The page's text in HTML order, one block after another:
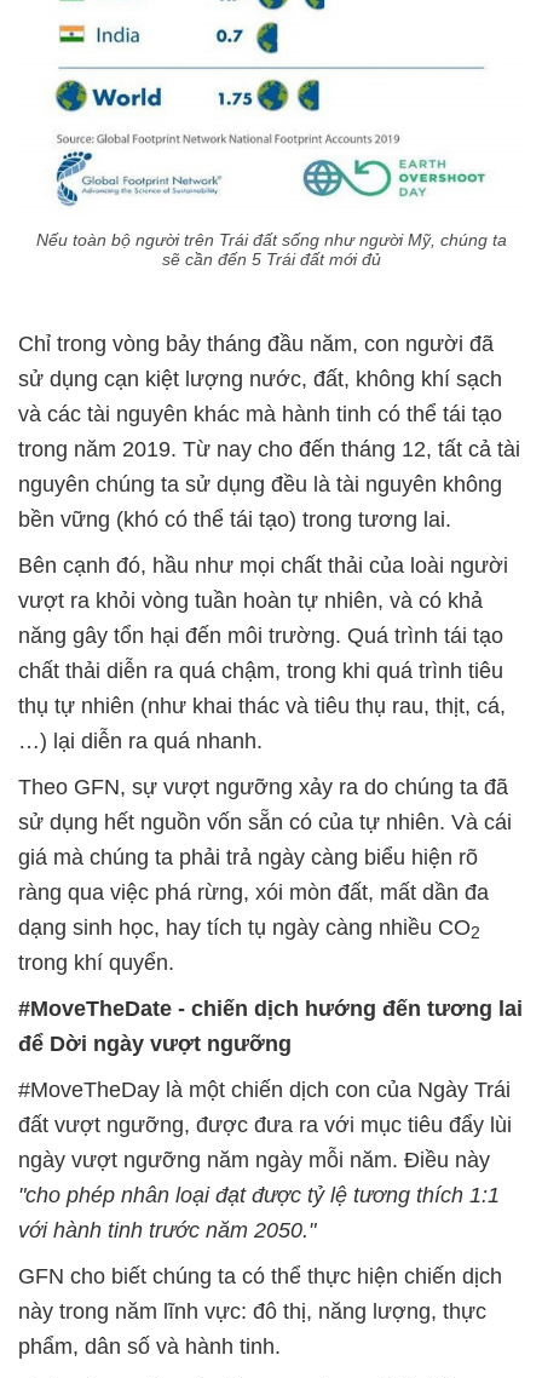
Nếu toàn bộ người trên Trái đất sống như người Mỹ, chúng ta
sẽ cần đến 5 Trái đất mới đủ
Chỉ trong vòng bảy tháng đầu năm, con người đã
sử dụng cạn kiệt lượng nước, đất, không khí sạch
và các tài nguyên khác mà hành tinh có thể tái tạo
trong năm 2019. Từ nay cho đến tháng 12, tất cả tài
nguyên chúng ta sử dụng đều là tài nguyên không
bền vững (khó có thể tái tạo) trong tương lai.
Bên cạnh đó, hầu như mọi chất thải của loài người
vượt ra khỏi vòng tuần hoàn tự nhiên, và có khả
năng gây tổn hại đến môi trường. Quá trình tái tạo
chất thải diễn ra quá chậm, trong khi quá trình tiêu
thụ tự nhiên (như khai thác và tiêu thụ rau, thịt, cá,
…) lại diễn ra quá nhanh.
Theo GFN, sự vượt ngưỡng xảy ra do chúng ta đã
sử dụng hết nguồn vốn sẵn có của tự nhiên. Và cái
giá mà chúng ta phải trả ngày càng biểu hiện rõ
ràng qua việc phá rừng, xói mòn đất, mất dần đa
dạng sinh học, hay tích tụ ngày càng nhiều CO2
trong khí quyển.
#MoveTheDate - chiến dịch hướng đến tương lai
để Dời ngày vượt ngưỡng
#MoveTheDay là một chiến dịch con của Ngày Trái
đất vượt ngưỡng, được đưa ra với mục tiêu đẩy lùi
ngày vượt ngưỡng năm ngày mỗi năm. Điều này
"cho phép nhân loại đạt được tỷ lệ tương thích 1:1
với hành tinh trước năm 2050."
GFN cho biết chúng ta có thể thực hiện chiến dịch
này trong năm lĩnh vực: đô thị, năng lượng, thực
phẩm, dân số và hành tinh.